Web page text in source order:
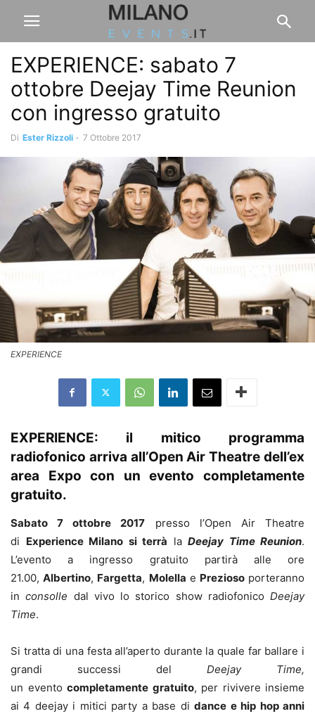
EXPERIENCE: sabato 7
ottobre Deejay Time Reunion
con ingresso gratuito
Di Ester Rizzoli - 7 Ottobre 2017
EXPERIENCE
EXPERIENCE: il mitico programma
radiofonico arriva all’Open Air Theatre dell’ex
area Expo con un evento completamente
gratuito.
Sabato 7 ottobre 2017 presso l’Open Air Theatre
di Experience Milano si terrà la Deejay Time Reunion.
L’evento a ingresso gratuito partirà alle ore
21.00,Albertino, Fargetta, Molella e Preziosoporteranno
inconsolle dal vivo lo storico show radiofonico Deejay
Time.
Si tratta di una festa all’aperto durante la quale far ballare i
grandi successi del Deejay Time,
un evento completamente gratuito, per rivivere insieme
ai 4 deejay i mitici party a base didance e hip hop anni